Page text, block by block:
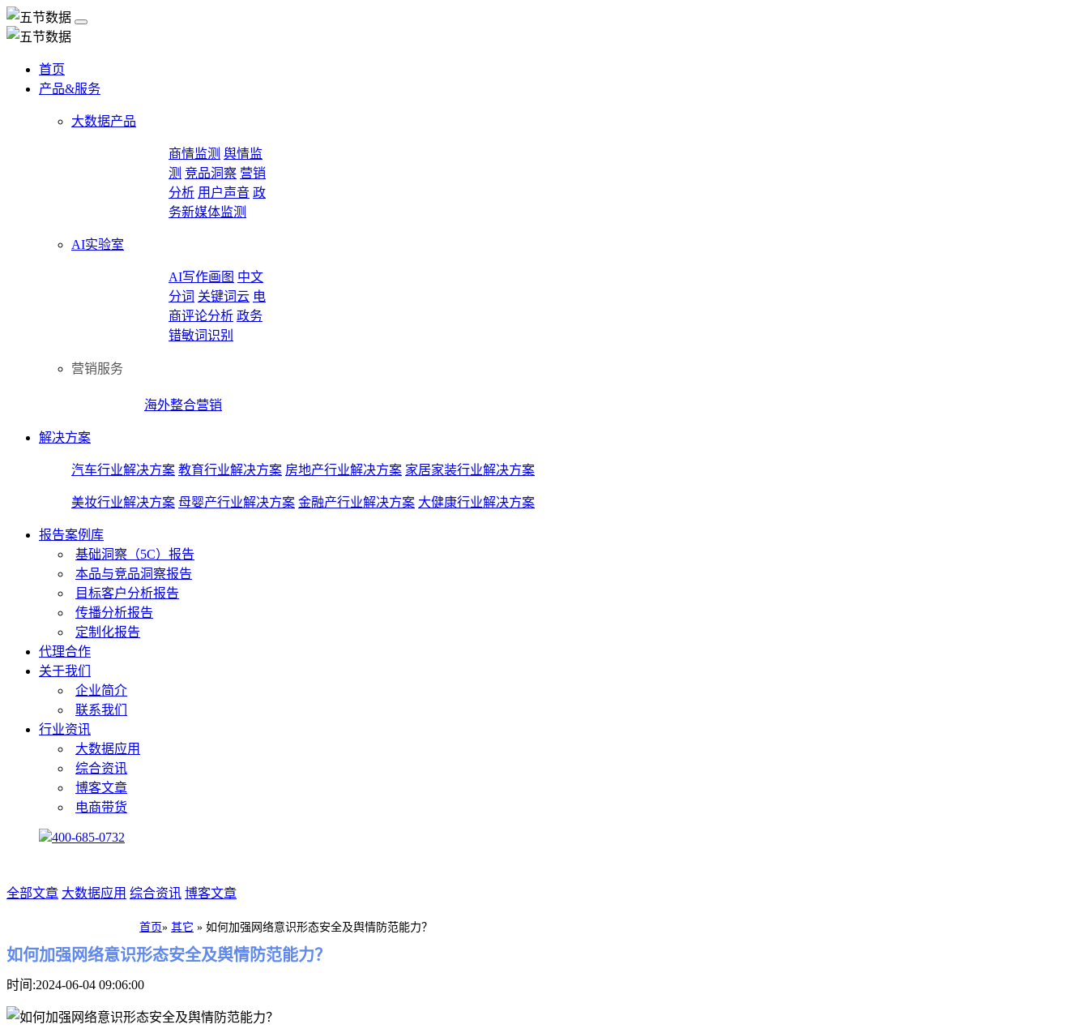
首页
产品&服务
大数据产品
商情监测 舆情监
测 竞品洞察 营销
分析 用户声音 政
务新媒体监测
AI实验室
AI写作画图 中文
分词 关键词云 电
商评论分析 政务
错敏词识别
营销服务
海外整合营销
解决方案
汽车行业解决方案 教育行业解决方案 房地产行业解决方案 家居家装行业解决方案
美妆行业解决方案 母婴产行业解决方案 金融产行业解决方案 大健康行业解决方案
报告案例库
基础洞察（5C）报告
本品与竞品洞察报告
目标客户分析报告
传播分析报告
定制化报告
代理合作
关于我们
企业简介
联系我们
行业资讯
大数据应用
综合资讯
博客文章
电商带货
400-685-0732
全部文章 大数据应用 综合资讯 博客文章
首页» 其它 » 如何加强网络意识形态安全及舆情防范能力？
如何加强网络意识形态安全及舆情防范能力？
时间:2024-06-04 09:06:00